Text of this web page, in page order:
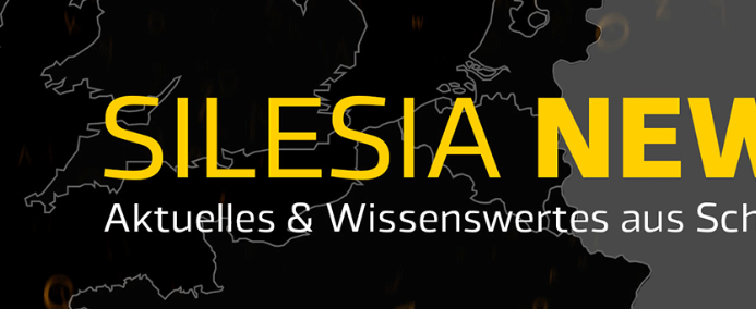
Zum
Inhalt
springen